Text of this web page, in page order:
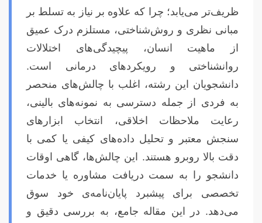
ظریف‌تر می‌یابد؛ چرا که علاوه بر نیاز به تسلط بر
مبانی نظری و روش‌شناختی، مستلزم درک عمیق
از ماهیت انسان، پیچیدگی‌های اختلالات
روانشناختی و رویکردهای درمانی است.
دانشجویان این رشته، اغلب با چالش‌های منحصر
به فردی از جمله دسترسی به نمونه‌های بالینی،
رعایت ملاحظات اخلاقی، انتخاب ابزارهای
سنجش معتبر و تحلیل داده‌های کیفی یا کمی با
دقت بالا روبرو هستند. این چالش‌ها، گاهی اوقات
دانشجو را به سمت دریافت مشاوره یا خدمات
تخصصی برای پیشبرد پایان‌نامه‌ی خود سوق
می‌دهد. در این مقاله جامع، به بررسی دقیق و